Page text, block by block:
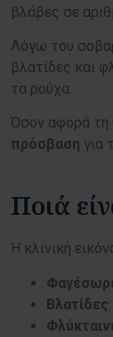
βλάβες σε
Λόγω του
βλατίδες και
τα ρούχα.
Όσον αφορά τη
πρόσβαση για
Ποιά
Η κλινική
Βλατίδες